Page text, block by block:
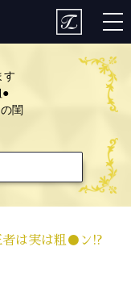
者は実は粗●ン!?